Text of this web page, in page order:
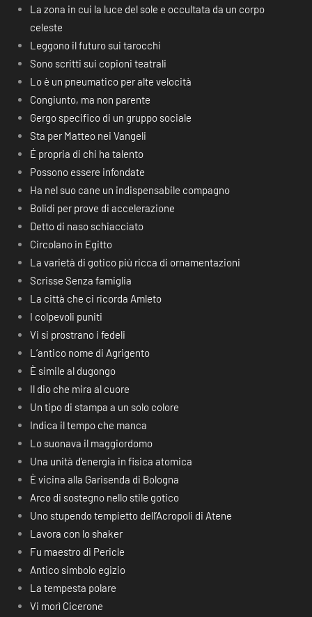
La zona in cui la luce del sole e occultata da un corpo
celeste
Leggono il futuro sui tarocchi
Sono scritti sui copioni teatrali
Lo è un pneumatico per alte velocità
Congiunto, ma non parente
Gergo specifico di un gruppo sociale
Sta per Matteo nei Vangeli
É propria di chi ha talento
Possono essere infondate
Ha nel suo cane un indispensabile compagno
Bolidi per prove di accelerazione
Detto di naso schiacciato
Circolano in Egitto
La varietà di gotico più ricca di ornamentazioni
Scrisse Senza famiglia
La città che ci ricorda Amleto
I colpevoli puniti
Vi si prostrano i fedeli
L’antico nome di Agrigento
È simile al dugongo
Il dio che mira al cuore
Un tipo di stampa a un solo colore
Indica il tempo che manca
Lo suonava il maggiordomo
Una unità d’energia in fisica atomica
È vicina alla Garisenda di Bologna
Arco di sostegno nello stile gotico
Uno stupendo tempietto dell’Acropoli di Atene
Lavora con lo shaker
Fu maestro di Pericle
Antico simbolo egizio
La tempesta polare
Vi morì Cicerone